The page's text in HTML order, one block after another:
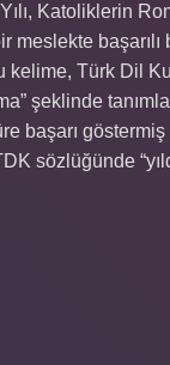
Katoliklerin
meslekte başarılı
Türk Dil
şeklinde
başarı
sözlüğünde